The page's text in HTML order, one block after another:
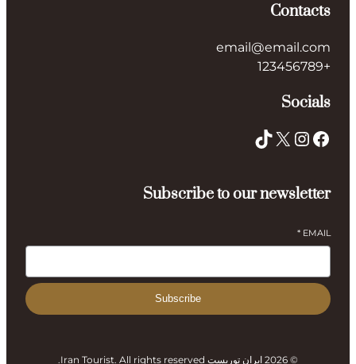
Contacts
email@email.com
+123456789
Socials
Facebook
Instagram
X
TikTok
Subscribe to our newsletter
EMAIL
*
Subscribe
© 2026 ایران توریست Iran Tourist. All rights reserved.